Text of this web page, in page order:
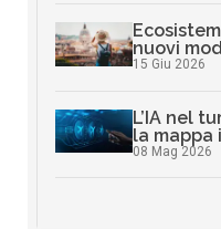
nuovi
15 Giu 2026
L’IA nel
la mappa
08 Mag 2026